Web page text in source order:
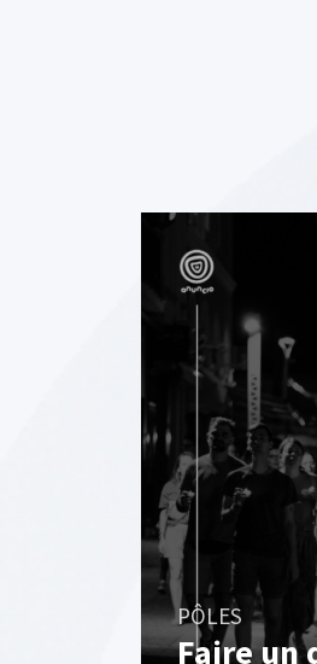
PÔLES
Faire un